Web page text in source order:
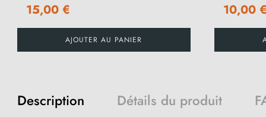
15,00 €
AJOUTER AU PANIER
10,00
Description Détails du produit